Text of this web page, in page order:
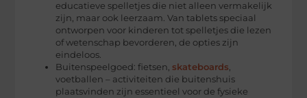
educatieve spelletjes die niet alleen vermakelijk
zijn, maar ook leerzaam. Van tablets speciaal
ontworpen voor kinderen tot spelletjes die lezen
of wetenschap bevorderen, de opties zijn
eindeloos.
Buitenspeelgoed: fietsen,skateboards,
voetballen – activiteiten die buitenshuis
plaatsvinden zijn essentieel voor de fysieke